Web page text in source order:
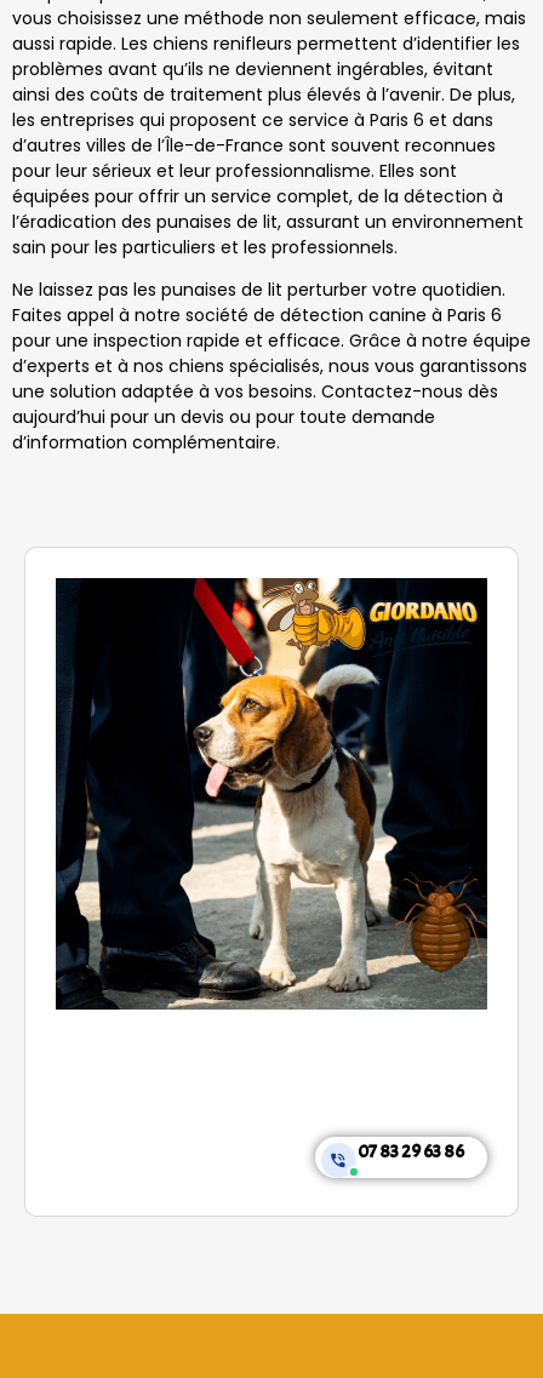
vous choisissez une méthode non seulement efficace, mais
aussi rapide. Les chiens renifleurs permettent d’identifier les
problèmes avant qu’ils ne deviennent ingérables, évitant
ainsi des coûts de traitement plus élevés à l’avenir. De plus,
les entreprises qui proposent ce service à Paris 6 et dans
d’autres villes de l’Île-de-France sont souvent reconnues
pour leur sérieux et leur professionnalisme. Elles sont
équipées pour offrir un service complet, de la détection à
l’éradication des punaises de lit, assurant un environnement
sain pour les particuliers et les professionnels.
Ne laissez pas les punaises de lit perturber votre quotidien.
Faites appel à notre société de détection canine à Paris 6
pour une inspection rapide et efficace. Grâce à notre équipe
d’experts et à nos chiens spécialisés, nous vous garantissons
une solution adaptée à vos besoins. Contactez-nous dès
aujourd’hui pour un devis ou pour toute demande
d’information complémentaire.
07 83 29 63 86